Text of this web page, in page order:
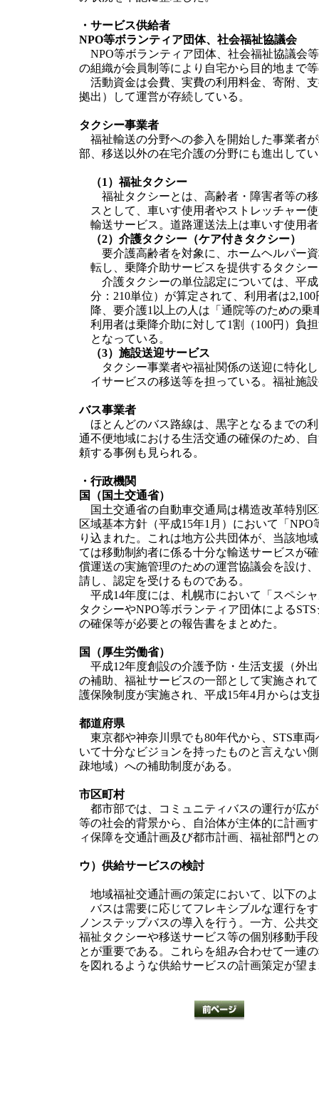
・サービス供給者
NPO等ボランティア団体、社会福祉協議会
NPO等ボランティア団体、社会福祉協議会
の組織が会員制等により自宅から目的地まで
活動資金は会費、実費の利用料金、寄附、
拠出）して運営が存続している。
タクシー事業者
福祉輸送の分野への参入を開始した事業者
部、移送以外の在宅介護の分野にも進出して
（1）福祉タクシー
福祉タクシーとは、高齢者・障害者等の
スとして、車いす使用者やストレッチャー
輸送サービス。道路運送法上は車いす使用
（2）介護タクシー（ケア付きタクシー）
要介護高齢者を対象に、ホームヘルパー
転し、乗降介助サービスを提供するタクシ
介護タクシーの単位認定については、平
分：210単位）が算定されて、利用者は
降、要介護1以上の人は「通院等のための乗
利用者は乗降介助に対して1割（100円）負
となっている。
（3）施設送迎サービス
タクシー事業者や福祉関係の送迎に特化
イサービスの移送等を担っている。福祉施
バス事業者
ほとんどのバス路線は、黒字となるまでの
通不便地域における生活交通の確保のため、
頼する事例も見られる。
・行政機関
国（国土交通省）
国土交通省の自動車交通局は構造改革特別
区域基本方針（平成15年1月）において「
り込まれた。これは地方公共団体が、当該地
ては移動制約者に係る十分な輸送サービスが
償運送の実施管理のための運営協議会を設け
請し、認定を受けるものである。
平成14年度には、札幌市において「スペシ
タクシーやNPO等ボランティア団体による
の確保等が必要との報告書をまとめた。
国（厚生労働省）
平成12年度創設の介護予防・生活支援（外
の補助、福祉サービスの一部として実施され
護保険制度が実施され、平成15年4月からは支
都道府県
東京都や神奈川県でも80年代から、STS車
いて十分なビジョンを持ったものと言えない
疎地域）への補助制度がある。
市区町村
都市部では、コミュニティバスの運行が広
等の社会的背景から、自治体が主体的に計画
ィ保障を交通計画及び都市計画、福祉部門と
ウ）供給サービスの検討
地域福祉交通計画の策定において、以下の
バスは需要に応じてフレキシブルな運行を
ノンステップバスの導入を行う。一方、公共
福祉タクシーや移送サービス等の個別移動手
とが重要である。これらを組み合わせて一連
を図れるような供給サービスの計画策定が望